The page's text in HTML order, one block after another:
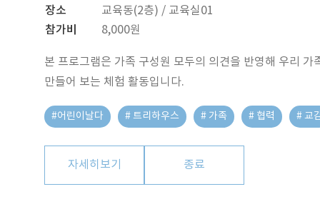
장소
교육동(2층) / 교육실01
참가비
8,000원
본 프로그램은 가족 구성원 모두의 의견을 반영해 우리 가
만들어 보는 체험 활동입니다.
#어린이날다 # 트리하우스 # 가족 # 협력 # 교
자세히보기 종료